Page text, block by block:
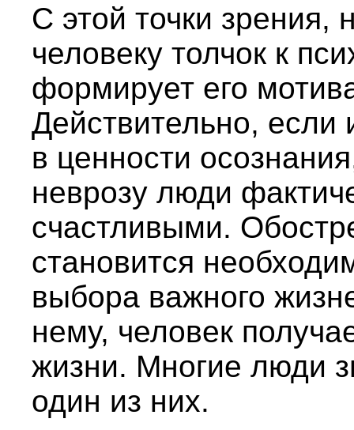
С этой точки зрения,
человеку толчок к
формирует его
Действительно, если
в ценности
неврозу люди
счастливыми.
становится
выбора важного
нему, человек
жизни. Многие люди
один из них.